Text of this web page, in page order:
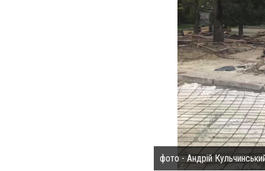
фото - Андрій